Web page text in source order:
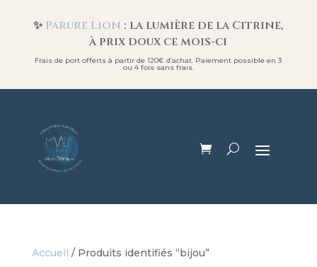
✨Parure Lion : la lumière de la Citrine,
à prix doux ce mois-ci
Frais de port offerts à partir de 120€ d’achat. Paiement possible en 3
ou 4 fois sans frais.
Accueil / Produits identifiés “bijou”